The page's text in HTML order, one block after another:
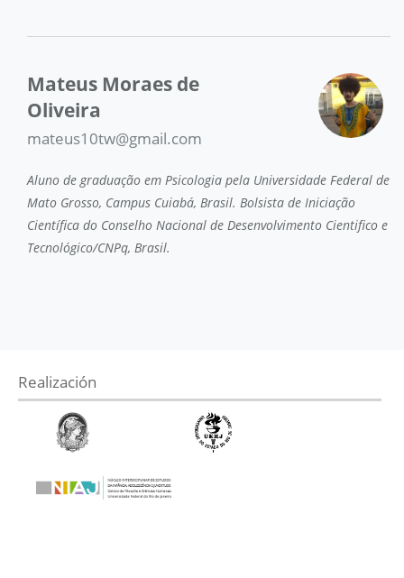
Mateus Moraes de
Oliveira
mateus10tw@gmail.com
Aluno de graduação em Psicologia pela Universidade Federal de
Mato Grosso, Campus Cuiabá, Brasil. Bolsista de Iniciação
Científica do Conselho Nacional de Desenvolvimento Cientifico e
Tecnológico/CNPq, Brasil.
Realización